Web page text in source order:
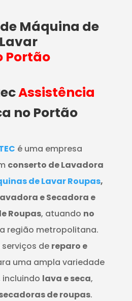
Máquina de
Lavar
Portão
Assistência
no Portão
é uma empresa
conserto de Lavadora
de Lavar Roupas,
e Secadora e
Roupas, atuando no
região metropolitana.
de reparo e
uma ampla variedade
incluindo lava e seca,
de roupas.